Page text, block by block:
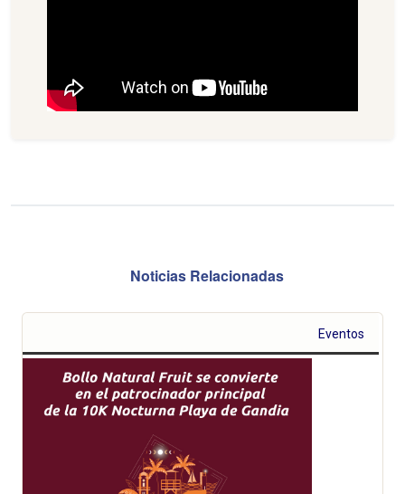
Noticias Relacionadas
Eventos